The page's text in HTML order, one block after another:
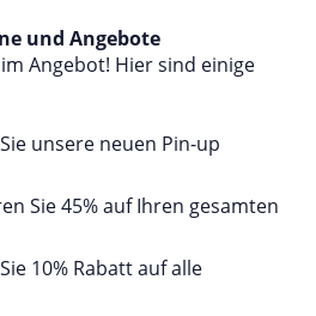
und Angebote
Angebot! Hier sind einige
unsere neuen Pin-up
Sie 45% auf Ihren gesamten
10% Rabatt auf alle